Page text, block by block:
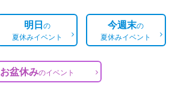
明日の
夏休みイベント
今週末の
夏休みイベント
お盆休みのイベント